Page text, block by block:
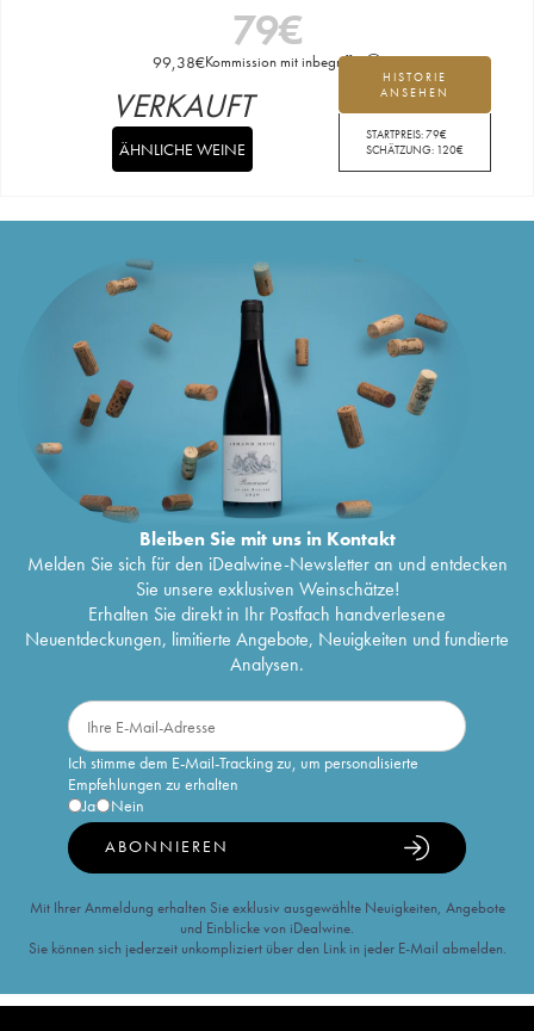
79€
99,38€Kommission mit inbegriffen
HISTORIE
ANSEHEN
STARTPREIS:79€
SCHÄTZUNG: 120€
VERKAUFT
ÄHNLICHE WEINE
Bleiben Sie mit uns in Kontakt
Melden Sie sich für den iDealwine-Newsletter an und entdecken
Sie unsere exklusiven Weinschätze!
Erhalten Sie direkt in Ihr Postfach handverlesene
Neuentdeckungen, limitierte Angebote, Neuigkeiten und fundierte
Analysen.
Ich stimme dem E-Mail-Tracking zu, um personalisierte
Empfehlungen zu erhalten
Ja
Nein
ABONNIEREN
Mit Ihrer Anmeldung erhalten Sie exklusiv ausgewählte Neuigkeiten, Angebote
und Einblicke von iDealwine.
Sie können sich jederzeit unkompliziert über den Link in jeder E-Mail abmelden.